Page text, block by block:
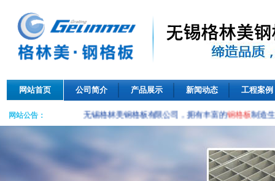
网站首页 公司简介 产品展示 新闻动态 工程案例
网站公告： 无锡格林美钢格板有限公司，拥有丰富的钢格板制造生